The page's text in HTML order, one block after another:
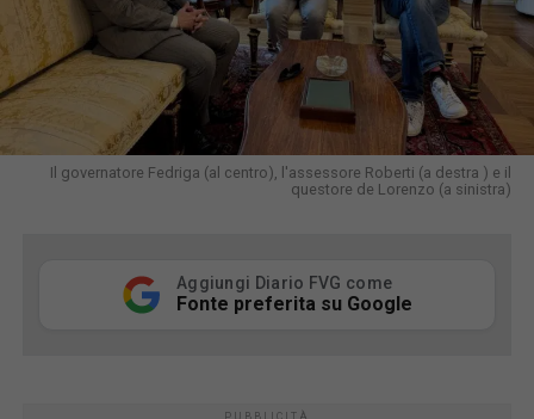
Il governatore Fedriga (al centro), l'assessore Roberti (a destra ) e il
questore de Lorenzo (a sinistra)
Aggiungi Diario FVG come
Fonte preferita su Google